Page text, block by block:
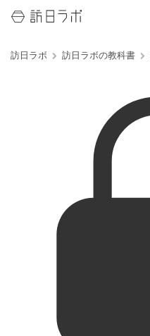
訪日ラボ 訪日ラボの教科書